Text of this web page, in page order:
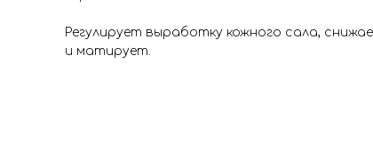
Регулирует выработку кожного сала,
и матирует.